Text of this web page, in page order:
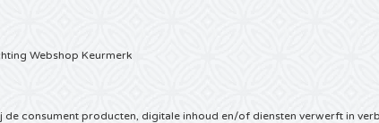
Webshop Keurmerk
de consument producten, digitale inhoud en/of diensten verwerft in